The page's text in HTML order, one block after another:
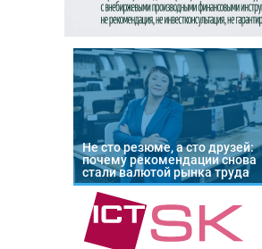
Не сто резюме, а сто друзей:
почему рекомендации снова
стали валютой рынка труда